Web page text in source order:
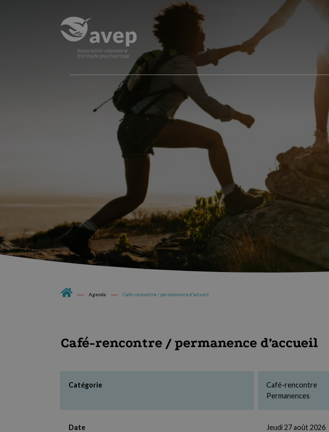
Agenda Café-rencontre / permanence d'accueil
Café-rencontre / permanence d’accueil
Catégorie
Café-rencontre
Permanences
Date Jeudi 27 août 2026